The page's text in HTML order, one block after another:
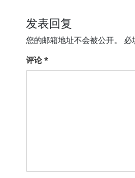
发表回复
您的邮箱地址不会被公开。 必
评论*